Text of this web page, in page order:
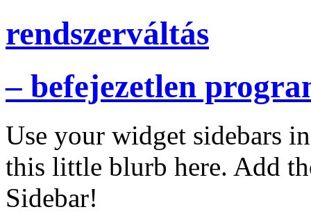
rendszerváltás
– befejezetlen
Use your widget sidebars
this little blurb here. Add
Sidebar!